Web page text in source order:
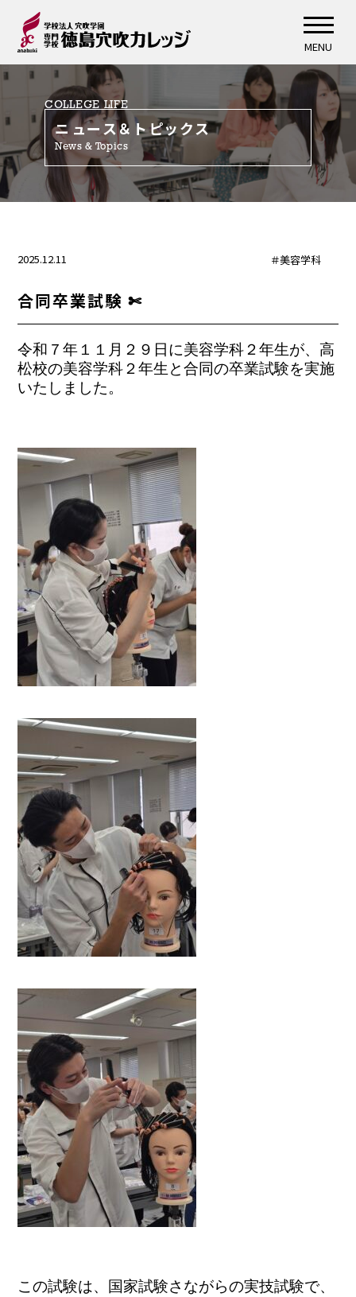
MENU
COLLEGE LIFE
ニュース＆トピックス
News & Topics
2025.12.11 ＃美容学科
合同卒業試験 ✄
令和７年１１月２９日に美容学科２年生が、高
松校の美容学科２年生と合同の卒業試験を実施
いたしました。
この試験は、国家試験さながらの実技試験で、